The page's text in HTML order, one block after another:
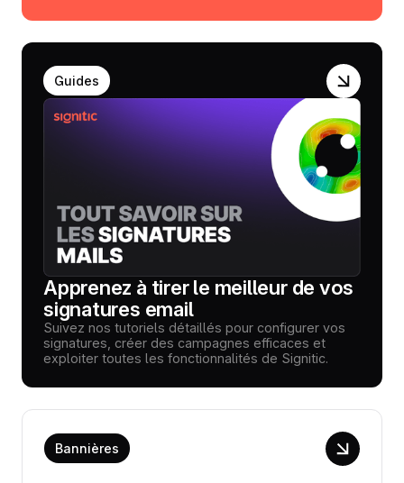
Guides
Apprenez à tirer le meilleur de vos
signatures email
Suivez nos tutoriels détaillés pour configurer vos
signatures, créer des campagnes efficaces et
exploiter toutes les fonctionnalités de Signitic.
Bannières